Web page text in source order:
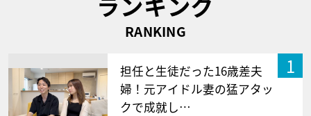
RANKING
1
担任と生徒だった16歳差夫
婦！元アイドル妻の猛アタッ
クで成就し…